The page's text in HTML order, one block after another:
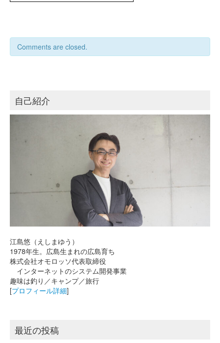
Comments are closed.
自己紹介
江島悠（えしまゆう）
1978年生。広島生まれの広島育ち
株式会社オモロッソ代表取締役
インターネットのシステム開発事業
趣味は釣り／キャンプ／旅行
[プロフィール詳細]
最近の投稿